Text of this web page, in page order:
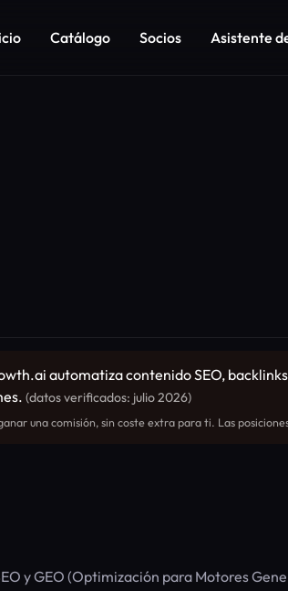
Catálogo Socios Asistente
automatiza contenido SEO,
(datos verificados: julio 2026)
una comisión, sin coste extra para ti. Las
y GEO (Optimización para Motores